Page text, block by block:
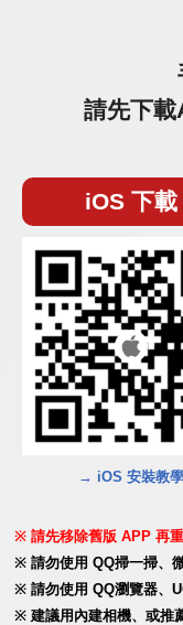
請先下
iOS 下載
→ iOS 安裝教學
請先移除舊版 APP 再
請勿使用 QQ掃一掃、
請勿使用 QQ瀏覽器、
建議用內建相機、或推